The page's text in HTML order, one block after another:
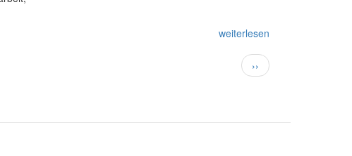
weiterlesen
Nächste
Seite
››